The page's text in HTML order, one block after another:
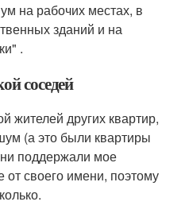
на рабочих местах, в
зданий и на
.
соседей
жителей других квартир,
(а это были квартиры
поддержали мое
своего имени, поэтому